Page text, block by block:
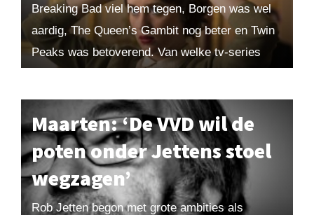
Breaking Bad viel hem tegen, Borgen was wel
aardig, The Queen’s Gambit nog beter en Twin
Peaks was betoverend. Van welke tv-series
Maarten: ‘De VVD wil de
poten onder Jettens stoel
wegzagen’
Rob Jetten begon met grote ambities als